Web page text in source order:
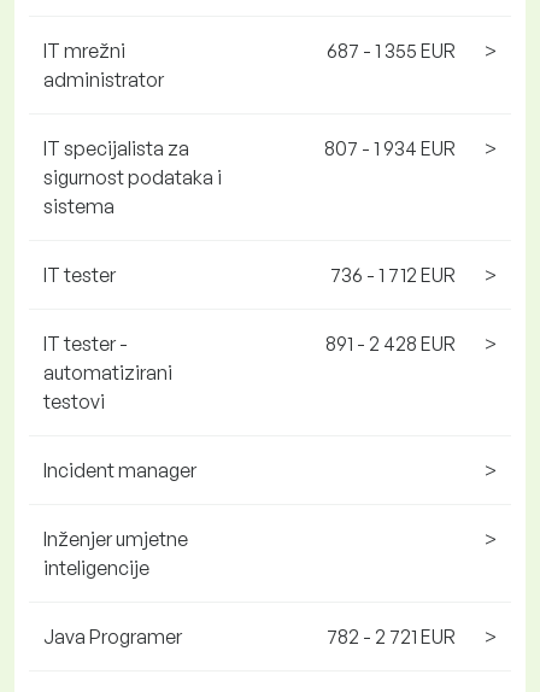
IT mrežni
administrator
687 - 1 355 EUR >
IT specijalista za
sigurnost podataka i
sistema
807 - 1 934 EUR >
IT tester 736 - 1 712 EUR >
IT tester -
automatizirani
testovi
891 - 2 428 EUR >
Incident manager >
Inženjer umjetne
inteligencije
>
Java Programer 782 - 2 721 EUR >